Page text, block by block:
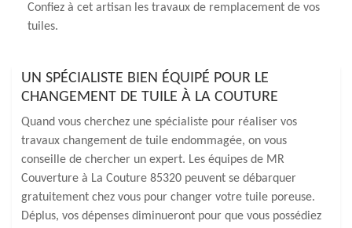
Confiez à cet artisan les travaux de remplacement de vos
tuiles.
UN SPÉCIALISTE BIEN ÉQUIPÉ POUR LE
CHANGEMENT DE TUILE À LA COUTURE
Quand vous cherchez une spécialiste pour réaliser vos
travaux changement de tuile endommagée, on vous
conseille de chercher un expert. Les équipes de MR
Couverture à La Couture 85320 peuvent se débarquer
gratuitement chez vous pour changer votre tuile poreuse.
Déplus, vos dépenses diminueront pour que vous possédiez